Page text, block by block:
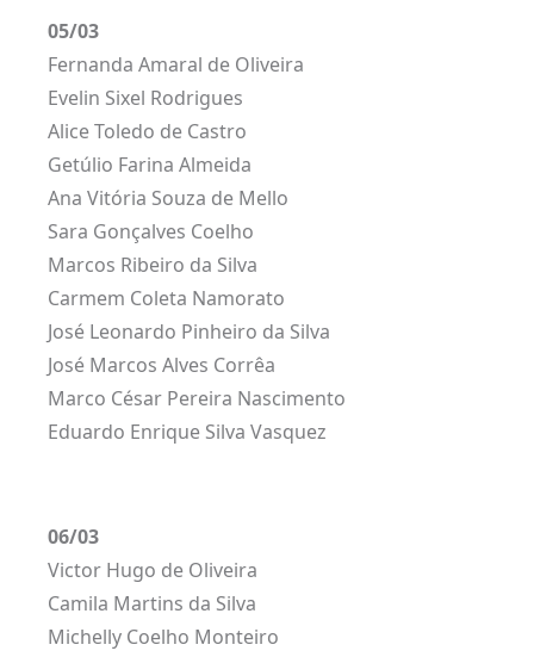
05/03
Fernanda Amaral de Oliveira
Evelin Sixel Rodrigues
Alice Toledo de Castro
Getúlio Farina Almeida
Ana Vitória Souza de Mello
Sara Gonçalves Coelho
Marcos Ribeiro da Silva
Carmem Coleta Namorato
José Leonardo Pinheiro da Silva
José Marcos Alves Corrêa
Marco César Pereira Nascimento
Eduardo Enrique Silva Vasquez
06/03
Victor Hugo de Oliveira
Camila Martins da Silva
Michelly Coelho Monteiro